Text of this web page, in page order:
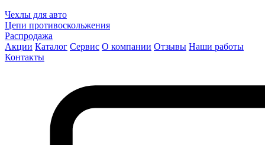
Чехлы для авто
Цепи противоскольжения
Распродажа
Акции Каталог Сервис О компании Отзывы Наши работы
Контакты